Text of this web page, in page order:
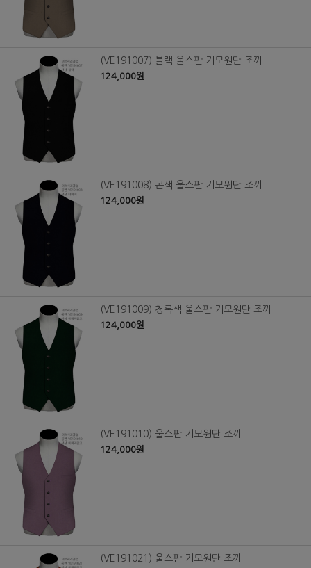
(VE191007) 블랙 울스판 기모원단 조끼
124,000원
(VE191008) 곤색 울스판 기모원단 조끼
124,000원
(VE191009) 청록색 울스판 기모원단 조끼
124,000원
(VE191010) 울스판 기모원단 조끼
124,000원
(VE191021) 울스판 기모원단 조끼